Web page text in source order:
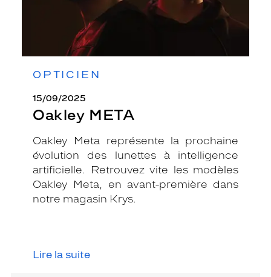
OPTICIEN
15/09/2025
Oakley META
Oakley Meta représente la prochaine
évolution des lunettes à intelligence
artificielle. Retrouvez vite les modèles
Oakley Meta, en avant-première dans
notre magasin Krys.
Lire la suite